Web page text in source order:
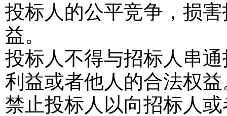
投标人的公平竞争，损
益。
投标人不得与招标人串
利益或者他人的合法权益
禁止投标人以向招标人